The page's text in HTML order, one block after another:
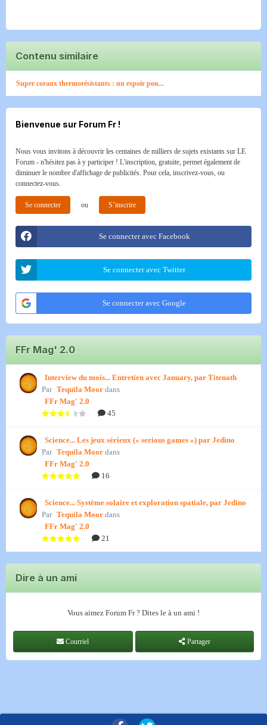
Contenu similaire
Super coraux thermorésistants : un espoir pou...
Bienvenue sur Forum Fr !
Nous vous invitons à découvrir les centaines de milliers de sujets existants sur LE
Forum - n'hésitez pas à y participer ! L'inscription, gratuite, permet également de
diminuer le nombre d'affichage de publicités. Pour cela, inscrivez-vous, ou
connectez-vous.
Se connecter ou S’inscrire
Se connecter avec Facebook
Se connecter avec Twitter
Se connecter avec Google
FFr Mag' 2.0
Interview du mois... Entretien avec January, par Titenath
Par Tequila Moor dans
FFr Mag' 2.0
45
Science... Les jeux sérieux (« serious games ») par Jedino
Par Tequila Moor dans
FFr Mag' 2.0
16
Science... Système solaire et exploration spatiale, par Jedino
Par Tequila Moor dans
FFr Mag' 2.0
21
Dire à un ami
Vous aimez Forum Fr ? Dites le à un ami !
Courriel Partager